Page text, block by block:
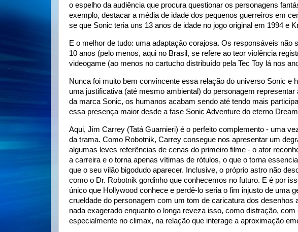
o espelho da audiência que procura questionar os personagens
exemplo, destacar a média de idade dos pequenos guerreiros em
se que Sonic teria uns 13 anos de idade no jogo original em 1994 e
E o melhor de tudo: uma adaptação corajosa. Os responsáveis
10 anos (pelo menos, aqui no Brasil, se refere ao teor violência
videogame (ao menos no cartucho distribuído pela Tec Toy lá nos
Nunca foi muito bem convincente essa relação do universo Sonic e
uma justificativa (até mesmo ambiental) do personagem
da marca Sonic, os humanos acabam sendo até tendo mais
essa presença maior desde a fase Sonic Adventure do eterno
Aqui, Jim Carrey (Tatá Guarnieri) é o perfeito complemento - uma
da trama. Como Robotnik, Carrey consegue nos apresentar um
algumas leves referências de cenas do primeiro filme - o ator
a carreira e o torna apenas vítimas de rótulos, o que o torna
que o seu vilão bigodudo aparecer. Inclusive, o próprio astro não
como o Dr. Robotnik gordinho que conhecemos no futuro. E é por
único que Hollywood conhece e perdê-lo seria o fim injusto de uma
crueldade do personagem com um tom de caricatura dos
nada exagerado enquanto o longa reveza isso, como distração,
especialmente no climax, na relação que interage a aproximação